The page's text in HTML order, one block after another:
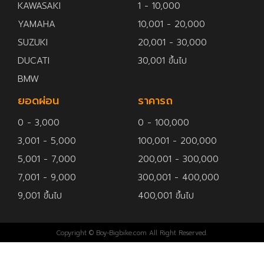
KAWASAKI
YAMAHA
SUZUKI
DUCATI
BMW
1 - 10,000
10,001 - 20,000
20,001 - 30,000
30,001 ขึ้นไป
ยอดผ่อน
0 - 3,000
3,001 - 5,000
5,001 - 7,000
7,001 - 9,000
9,001 ขึ้นไป
ราคารถ
0 - 100,000
100,001 - 200,000
200,001 - 300,000
300,001 - 400,000
400,001 ขึ้นไป
Copyright © Boy-Bigbike.com All Right Reserved.